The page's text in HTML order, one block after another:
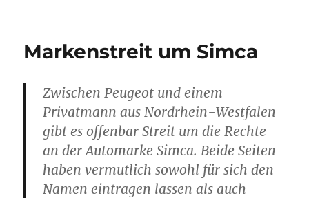
Markenstreit um Simca
Zwischen Peugeot und einem
Privatmann aus Nordrhein-Westfalen
gibt es offenbar Streit um die Rechte
an der Automarke Simca. Beide Seiten
haben vermutlich sowohl für sich den
Namen eintragen lassen als auch